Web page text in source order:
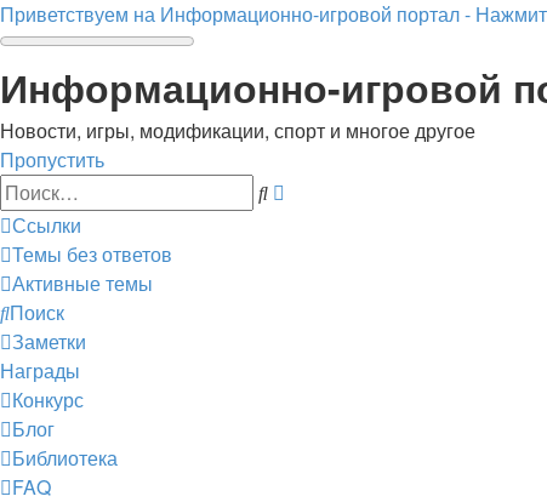
Приветствуем на Информационно-игровой портал -
Информационно-игровой
Новости, игры, модификации, спорт и многое другое
Пропустить
Поиск
Ссылки
Темы без ответов
Активные темы
Поиск
Заметки
Награды
Конкурс
Блог
Библиотека
FAQ